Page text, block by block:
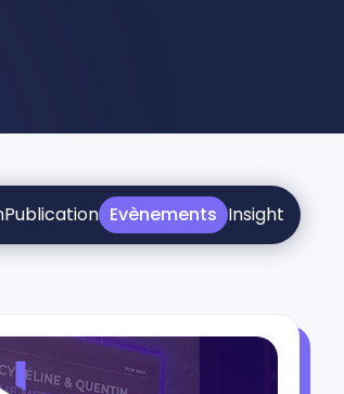
Publication Evènements Insight